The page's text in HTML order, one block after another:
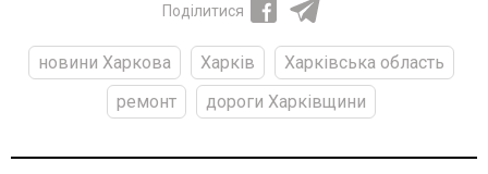
Поділитися
новини Харкова Харків
Харківська область
ремонт
дороги Харківщини